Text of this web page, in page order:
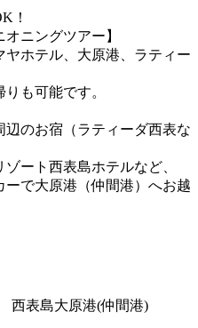
！
ニングツアー】
ホテル、大原港、ラティー
も可能です。
のお宿（ラティーダ西表な
ート西表島ホテルなど、
で大原港（仲間港）へお越
西表島大原港(仲間港)